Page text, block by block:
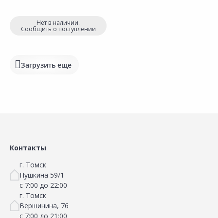
Нет в наличии.
Сообщить о поступлении
Загрузить еще
Контакты
г. Томск
Пушкина 59/1
с 7:00 до 22:00
г. Томск
Вершинина, 76
с 7:00 до 21:00